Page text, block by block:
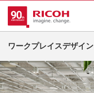
ワークプレイスデザイン